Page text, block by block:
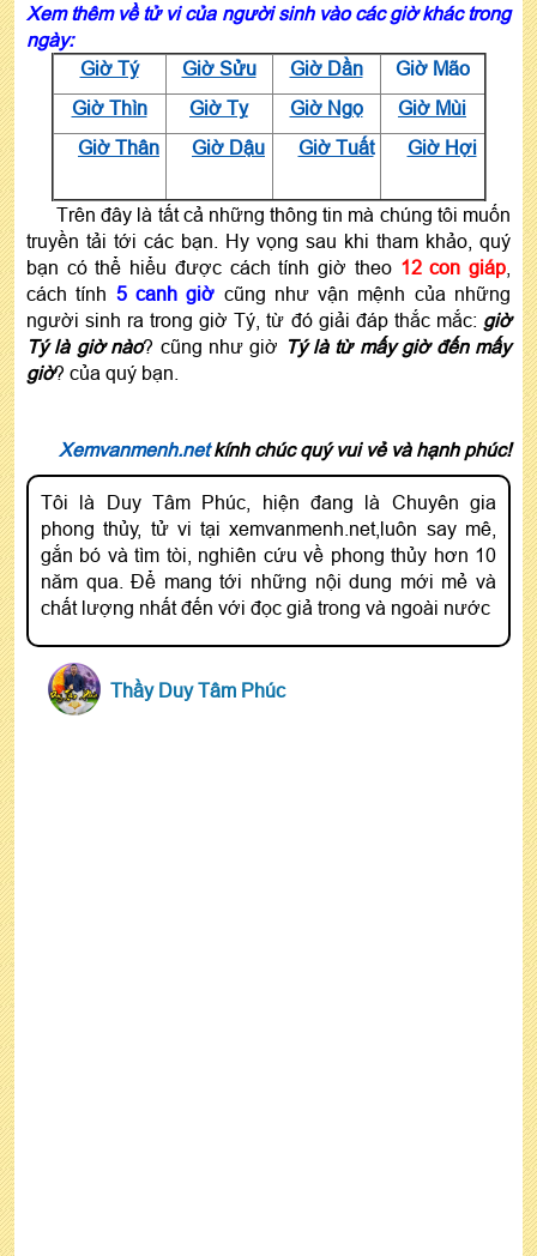
Xem thêm về tử vi của người sinh vào các giờ khác trong
ngày:
Giờ Tý
Giờ Sửu Giờ Dần
Giờ Mão
Giờ Thìn
Giờ Tỵ Giờ Ngọ
Giờ Mùi
Giờ Thân
Giờ Dậu Giờ Tuất Giờ Hợi
Trên đây là tất cả những thông tin mà chúng tôi muốn
truyền tải tới các bạn. Hy vọng sau khi tham khảo, quý
bạn có thể hiểu được cách tính giờ theo 12 con giáp
cách tính 5 canh giờ cũng như vận mệnh của những
người sinh ra trong giờ Tý, từ đó giải đáp thắc mắc: giờ
Tý là giờ nào? cũng như giờ Tý là từ mấy giờ đến mấy
giờ? của quý bạn.
Xemvanmenh.netkính chúc quý vui vẻ và hạnh phúc!
Tôi là Duy Tâm Phúc, hiện đang là Chuyên gia
phong thủy, tử vi tại xemvanmenh.net,luôn say mê,
gắn bó và tìm tòi, nghiên cứu về phong thủy hơn 10
năm qua. Để mang tới những nội dung mới mẻ và
chất lượng nhất đến với đọc giả trong và ngoài nước
Thầy Duy Tâm Phúc